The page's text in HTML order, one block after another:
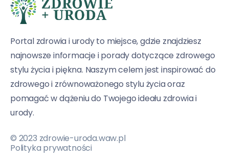
Portal zdrowia i urody to miejsce, gdzie znajdziesz
najnowsze informacje i porady dotyczące zdrowego
stylu życia i piękna. Naszym celem jest inspirować do
zdrowego i zrównoważonego stylu życia oraz
pomagać w dążeniu do Twojego ideału zdrowia i
urody.
© 2023 zdrowie-uroda.waw.pl
Polityka prywatności